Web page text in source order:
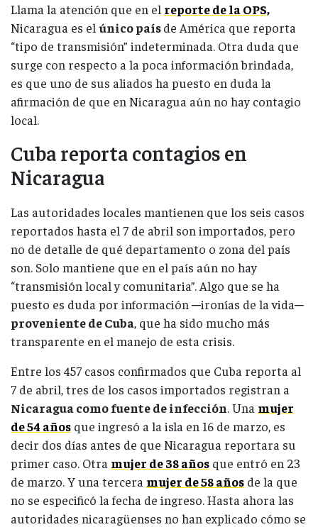
Llama la atención que en el reporte de la OPS,
Nicaragua es el único paísde América que reporta
“tipo de transmisión” indeterminada. Otra duda que
surge con respecto a la poca información brindada,
es que uno de sus aliados ha puesto en duda la
afirmación de que en Nicaragua aún no hay contagio
local.
Cuba reporta contagios en
Nicaragua
Las autoridades locales mantienen que los seis casos
reportados hasta el 7 de abril son importados, pero
no de detalle de qué departamento o zona del país
son. Solo mantiene que en el país aún no hay
“transmisión local y comunitaria”. Algo que se ha
puesto es duda por información ─ironías de la vida─
proveniente de Cuba, que ha sido mucho más
transparente en el manejo de esta crisis.
Entre los 457 casos confirmados que Cuba reporta al
7 de abril, tres de los casos importados registran a
Nicaragua como fuente de infección. Una mujer
de 54 años que ingresó a la isla en 16 de marzo, es
decir dos días antes de que Nicaragua reportara su
primer caso. Otra mujer de 38 años que entró en 23
de marzo. Y una tercera mujer de 58 años de la que
no se especificó la fecha de ingreso. Hasta ahora las
autoridades nicaragüenses no han explicado cómo se